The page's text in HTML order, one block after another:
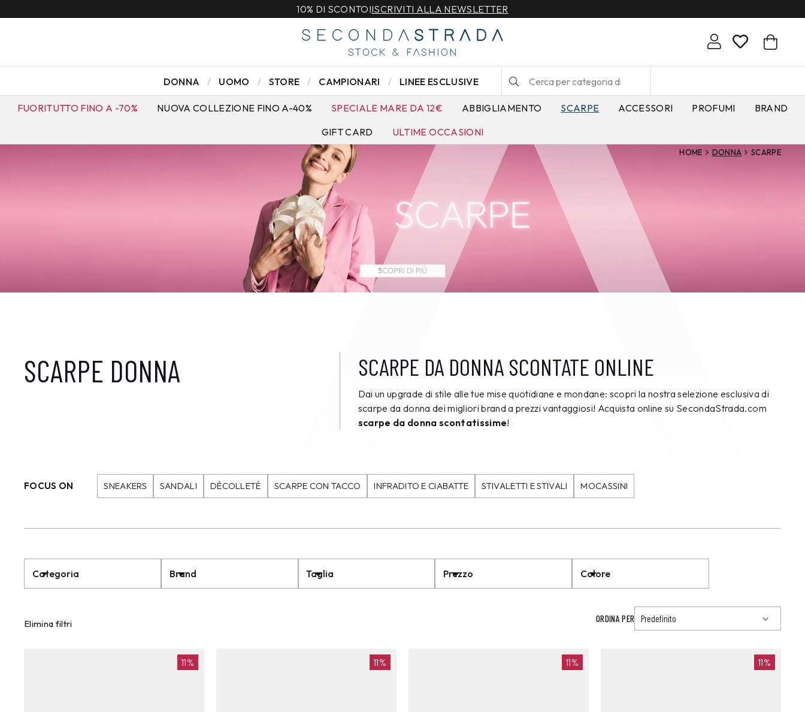
10% DI SCONTO!ISCRIVITI ALLA NEWSLETTER
DONNA
FUORITUTTO FINO A -70% NUOVA COLLEZIONE FINO A-40% SPECIALE MARE DA 12€ ABBIGLIAMENTO SCARPE ACCESSORI PROFUMI
BRAND
GIFT CARD
ULTIME OCCASIONI
UOMO STORE CAMPIONARI LINEE ESCLUSIVE
HOME DONNA SCARPE
SCARPE DONNA SCARPE DA DONNA SCONTATE ONLINE
Dai un upgrade di stile alle tue mise quotidiane e mondane: scopri la nostra selezione esclusiva di
scarpe da donna dei migliori brand a prezzi vantaggiosi! Acquista online su SecondaStrada.com
scarpe da donna scontatissime!
FOCUS ON SNEAKERS SANDALI DÉCOLLETÉ SCARPE CON TACCO INFRADITO E CIABATTE STIVALETTI E STIVALI MOCASSINI
Categoria Brand Taglia Prezzo Colore
Elimina filtri ORDINA PER
11% 11% 11% 11%